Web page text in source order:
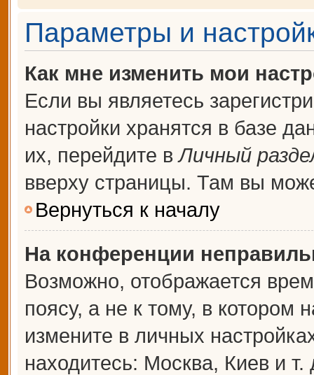
Параметры и
Как мне изменить мои
Если вы являетесь
настройки хранятся в базе
их, перейдите вЛичный
вверху страницы. Там вы
Вернуться к началу
На конференции
Возможно, отображается
поясу, а не к тому, в котором
измените в личных
находитесь: Москва, Киев и